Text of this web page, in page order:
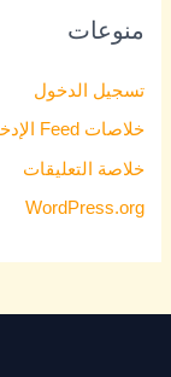
منوعات
تسجيل الدخول
خلاصات Feed الإدخالات
خلاصة التعليقات
WordPress.org